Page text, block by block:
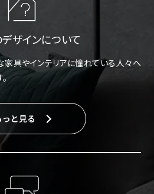
ザインについて
家具やインテリアに憧れている人々へ
っと見る